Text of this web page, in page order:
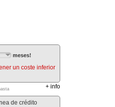
meses!
un coste inferior
+ info
de crédito